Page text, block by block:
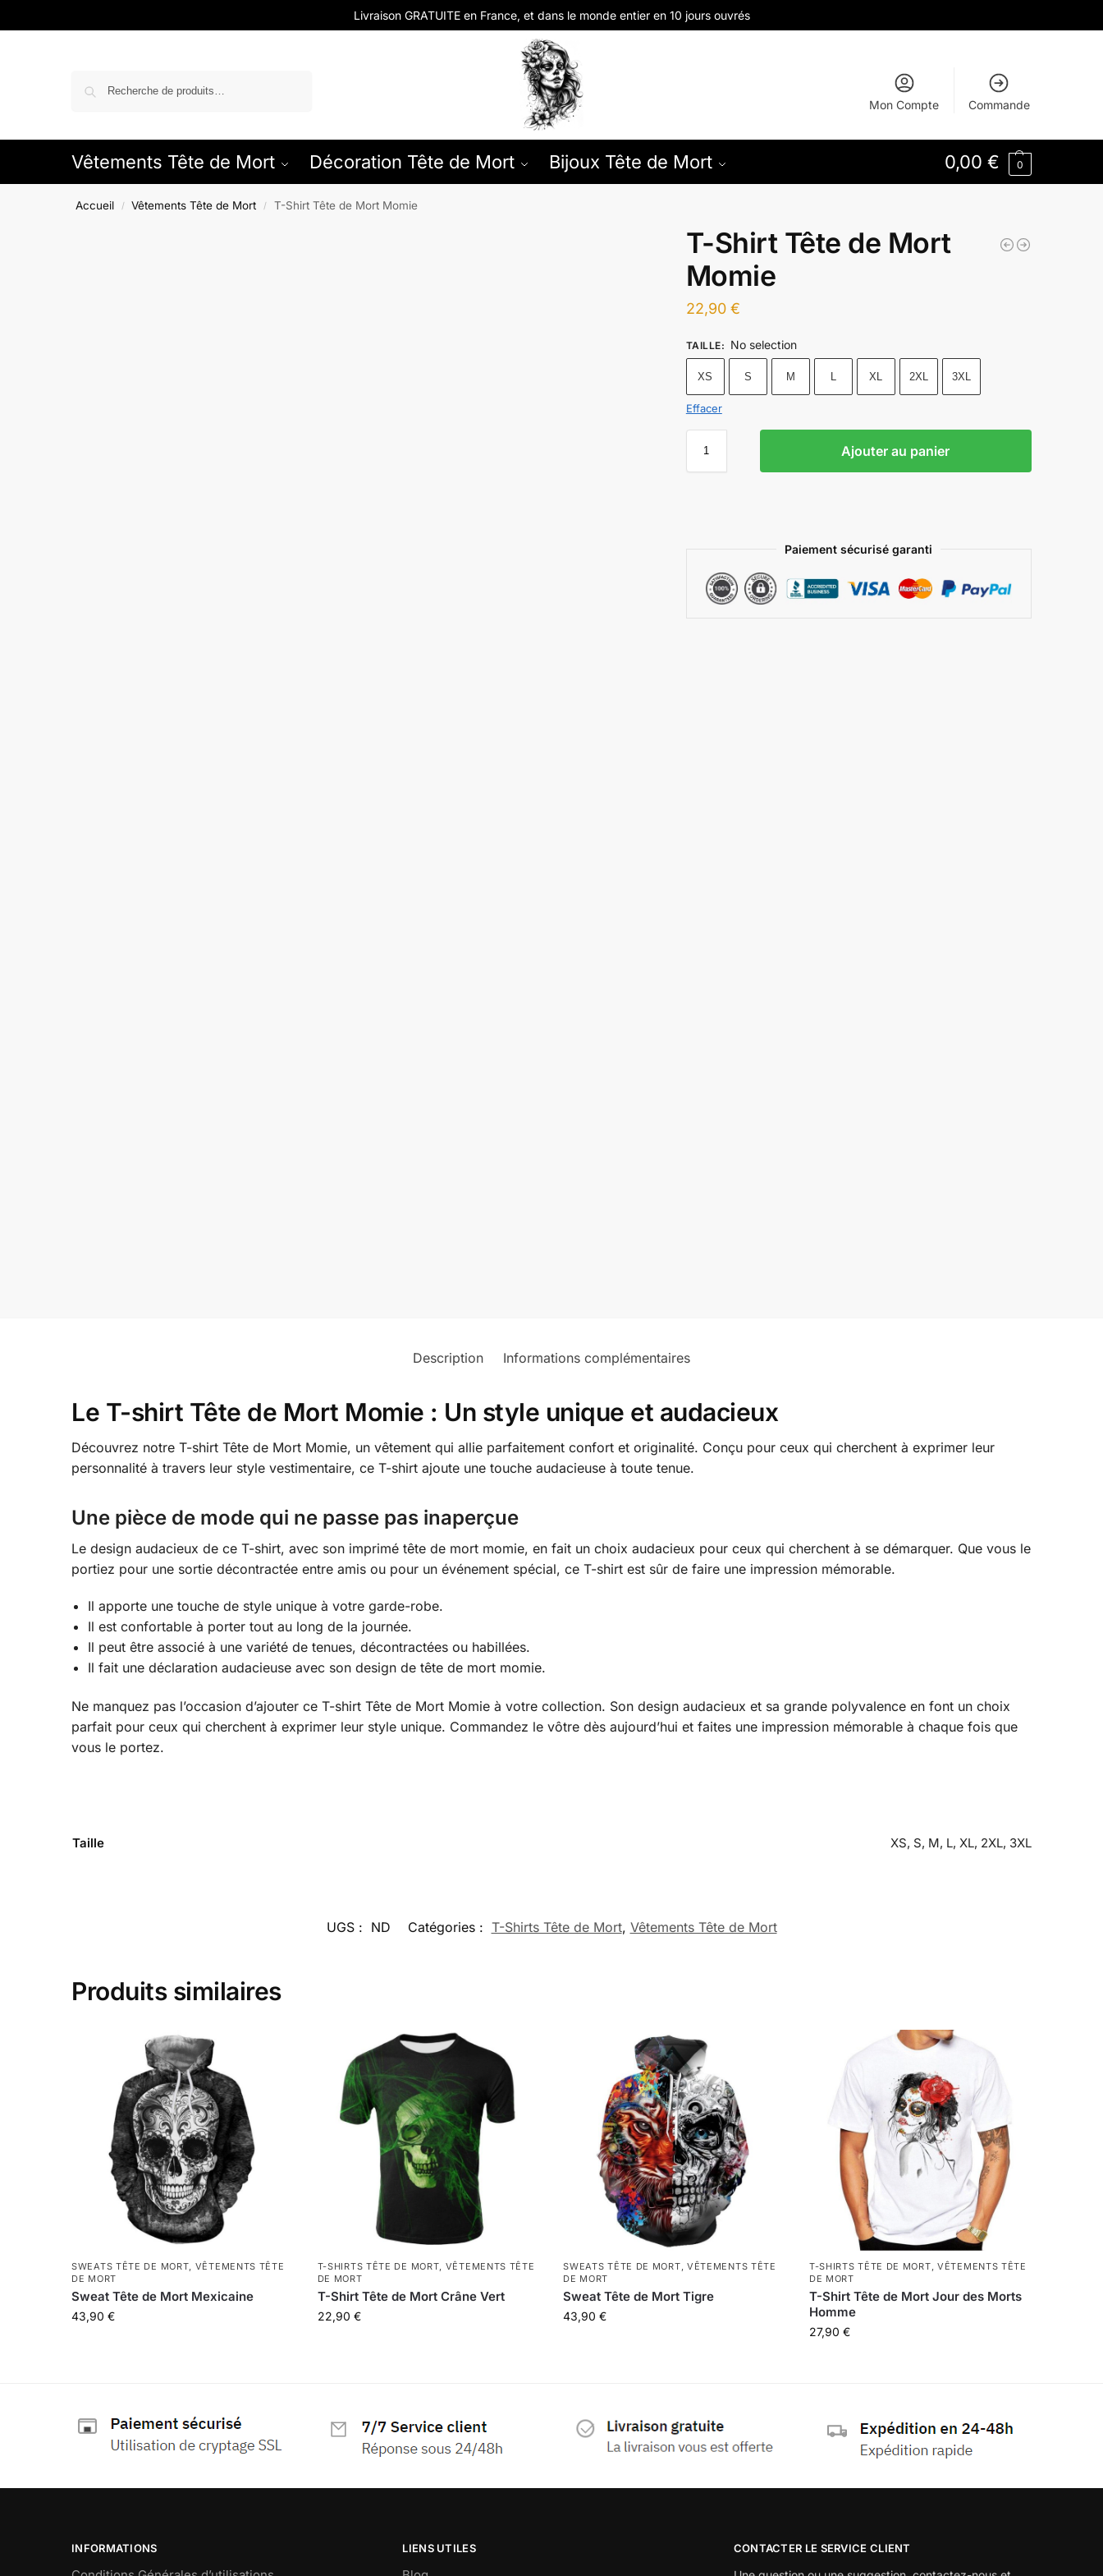
Livraison GRATUITE en France, et dans le monde entier en 10 jours ouvrés
Mon Compte Commande
Vêtements Tête de Mort Décoration Tête de Mort Bijoux Tête de Mort 0,00 € 0
Accueil / Vêtements Tête de Mort / T-Shirt Tête de Mort Momie
T-Shirt Tête de Mort
Momie
22,90 €
TAILLE: No selection
XS S M L XL 2XL 3XL
Effacer
Ajouter au panier
Paiement sécurisé garanti
Description Informations complémentaires
Le T-shirt Tête de Mort Momie : Un style unique et audacieux
Découvrez notre T-shirt Tête de Mort Momie, un vêtement qui allie parfaitement confort et originalité. Conçu pour ceux qui cherchent à exprimer leur
personnalité à travers leur style vestimentaire, ce T-shirt ajoute une touche audacieuse à toute tenue.
Une pièce de mode qui ne passe pas inaperçue
Le design audacieux de ce T-shirt, avec son imprimé tête de mort momie, en fait un choix audacieux pour ceux qui cherchent à se démarquer. Que vous le
portiez pour une sortie décontractée entre amis ou pour un événement spécial, ce T-shirt est sûr de faire une impression mémorable.
Il apporte une touche de style unique à votre garde-robe.
Il est confortable à porter tout au long de la journée.
Il peut être associé à une variété de tenues, décontractées ou habillées.
Il fait une déclaration audacieuse avec son design de tête de mort momie.
Ne manquez pas l’occasion d’ajouter ce T-shirt Tête de Mort Momie à votre collection. Son design audacieux et sa grande polyvalence en font un choix
parfait pour ceux qui cherchent à exprimer leur style unique. Commandez le vôtre dès aujourd’hui et faites une impression mémorable à chaque fois que
vous le portez.
Taille XS, S, M, L, XL, 2XL, 3XL
UGS : ND Catégories : T-Shirts Tête de Mort, Vêtements Tête de Mort
Produits similaires
SWEATS TÊTE DE MORT, VÊTEMENTS TÊTE
DE MORT
Sweat Tête de Mort Mexicaine
43,90€
T-SHIRTS TÊTE DE MORT, VÊTEMENTS TÊTE
DE MORT
T-Shirt Tête de Mort Crâne Vert
22,90 €
SWEATS TÊTE DE MORT, VÊTEMENTS TÊTE
DE MORT
Sweat Tête de Mort Tigre
43,90€
T-SHIRTS TÊTE DE MORT, VÊTEMENTS TÊTE
DE MORT
T-Shirt Tête de Mort Jour des Morts
Homme
27,90 €
INFORMATIONS LIENS UTILES CONTACTER LE SERVICE CLIENT